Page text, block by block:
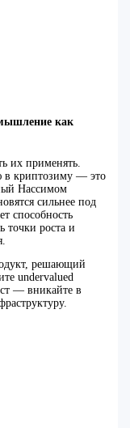
как
их применять.
в криптозиму — это
Нассимом
сильнее под
способность
точки роста и
решающий
undervalued
— вникайте в